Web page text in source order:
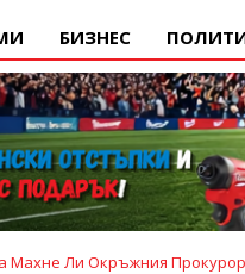
БИЗНЕС
Махне Ли Окръжния